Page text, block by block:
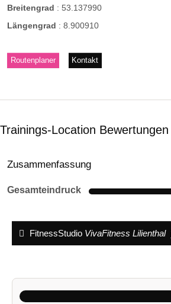
Breitengrad : 53.137990
Längengrad : 8.900910
Routenplaner Kontakt
Trainings-Location Bewertungen
Zusammenfassung
Gesamteindruck
FitnessStudio VivaFitness Lilienthal